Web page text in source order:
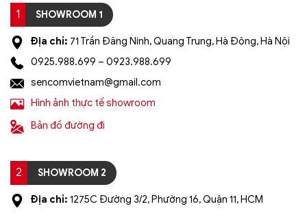
=> Tham khảo thêm 100+ mẫu đèn trang trí khuyến
tri
1 SHOWROOM 1
Địa chỉ: 71 Trần Đăng Ninh, Quang Trung, Hà Đông, Hà Nội
0925.988.699 – 0923.988.699
sencomvietnam@gmail.com
Hình ảnh thực tế showroom
Bản đồ đường đi
2 SHOWROOM 2
Địa chỉ: 1275C Đường 3/2, Phường 16, Quận 11, HCM